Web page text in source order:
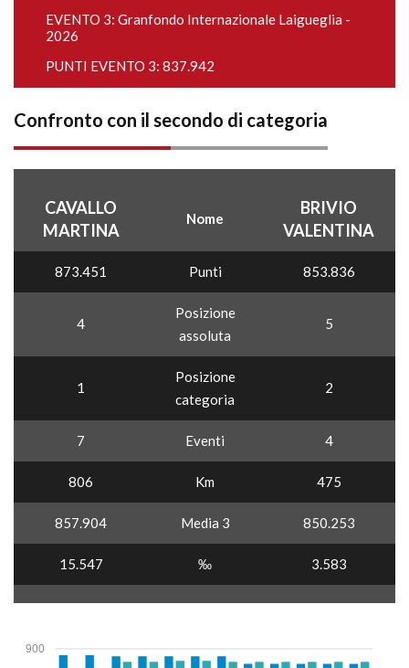
EVENTO 3: Granfondo Internazionale Laigueglia -
2026
PUNTI EVENTO 3: 837.942
Confronto con il secondo di categoria
CAVALLO
MARTINA
Nome
BRIVIO
VALENTINA
873.451 Punti 853.836
4
Posizione
assoluta
5
1
Posizione
categoria
2
7 Eventi 4
806 Km 475
857.904 Media 3 850.253
15.547 ‰ 3.583
900